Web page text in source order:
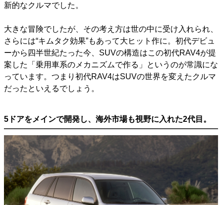
新的なクルマでした。
大きな冒険でしたが、その考え方は世の中に受け入れられ、
さらには“キムタク効果”もあって大ヒット作に。初代デビュ
ーから四半世紀たった今、SUVの構造はこの初代RAV4が提
案した「乗用車系のメカニズムで作る」というのが常識にな
っています。つまり初代RAV4はSUVの世界を変えたクルマ
だったといえるでしょう。
5ドアをメインで開発し、海外市場も視野に入れた2代目。